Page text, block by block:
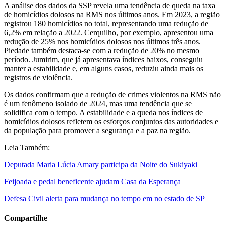
A análise dos dados da SSP revela uma tendência de queda na taxa
de homicídios dolosos na RMS nos últimos anos. Em 2023, a região
registrou 180 homicídios no total, representando uma redução de
6,2% em relação a 2022. Cerquilho, por exemplo, apresentou uma
redução de 25% nos homicídios dolosos nos últimos três anos.
Piedade também destaca-se com a redução de 20% no mesmo
período. Jumirim, que já apresentava índices baixos, conseguiu
manter a estabilidade e, em alguns casos, reduziu ainda mais os
registros de violência.
Os dados confirmam que a redução de crimes violentos na RMS não
é um fenômeno isolado de 2024, mas uma tendência que se
solidifica com o tempo. A estabilidade e a queda nos índices de
homicídios dolosos refletem os esforços conjuntos das autoridades e
da população para promover a segurança e a paz na região.
Leia Também:
Deputada Maria Lúcia Amary participa da Noite do Sukiyaki
Feijoada e pedal beneficente ajudam Casa da Esperança
Defesa Civil alerta para mudança no tempo em no estado de SP
Compartilhe